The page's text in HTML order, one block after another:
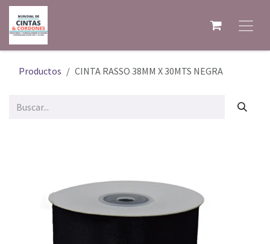
Ir al contenido
Productos CINTA RASSO 38MM X 30MTS NEGRA